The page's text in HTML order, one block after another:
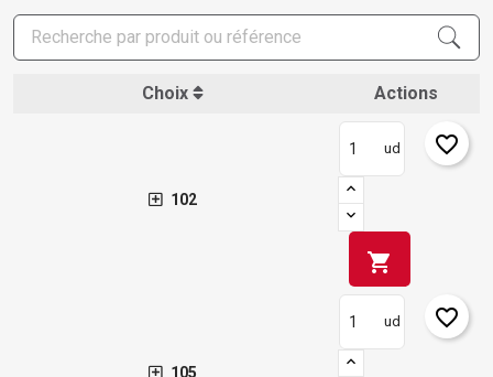
Choix Actions
102
ud
shopping_cart
favorite_border
105
ud favorite_border